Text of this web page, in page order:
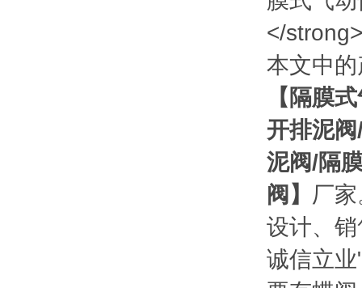
本文中
【 隔膜
开排泥阀
泥阀/隔
阀 】 厂
设计、
诚信立